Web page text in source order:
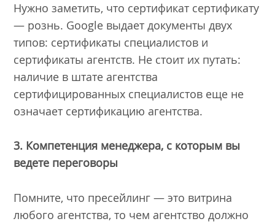
Нужно заметить, что сертификат сертификату
— рознь. Google выдает документы двух
типов: сертификаты специалистов и
сертификаты агентств. Не стоит их путать:
наличие в штате агентства
сертифицированных специалистов еще не
означает сертификацию агентства.
3. Компетенция менеджера, с которым вы
ведете переговоры
Помните, что пресейлинг — это витрина
любого агентства, то чем агентство должно